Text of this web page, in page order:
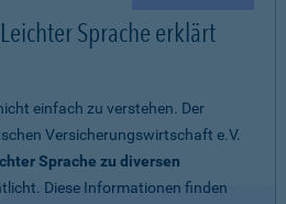
Sprache erklärt
einfach zu verstehen. Der
Versicherungswirtschaft e.V.
Sprache zu diversen
Diese Informationen finden